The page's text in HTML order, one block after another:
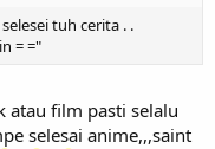
tuh cerita . .
= ="
atau film pasti selalu
selesai anime,,,saint